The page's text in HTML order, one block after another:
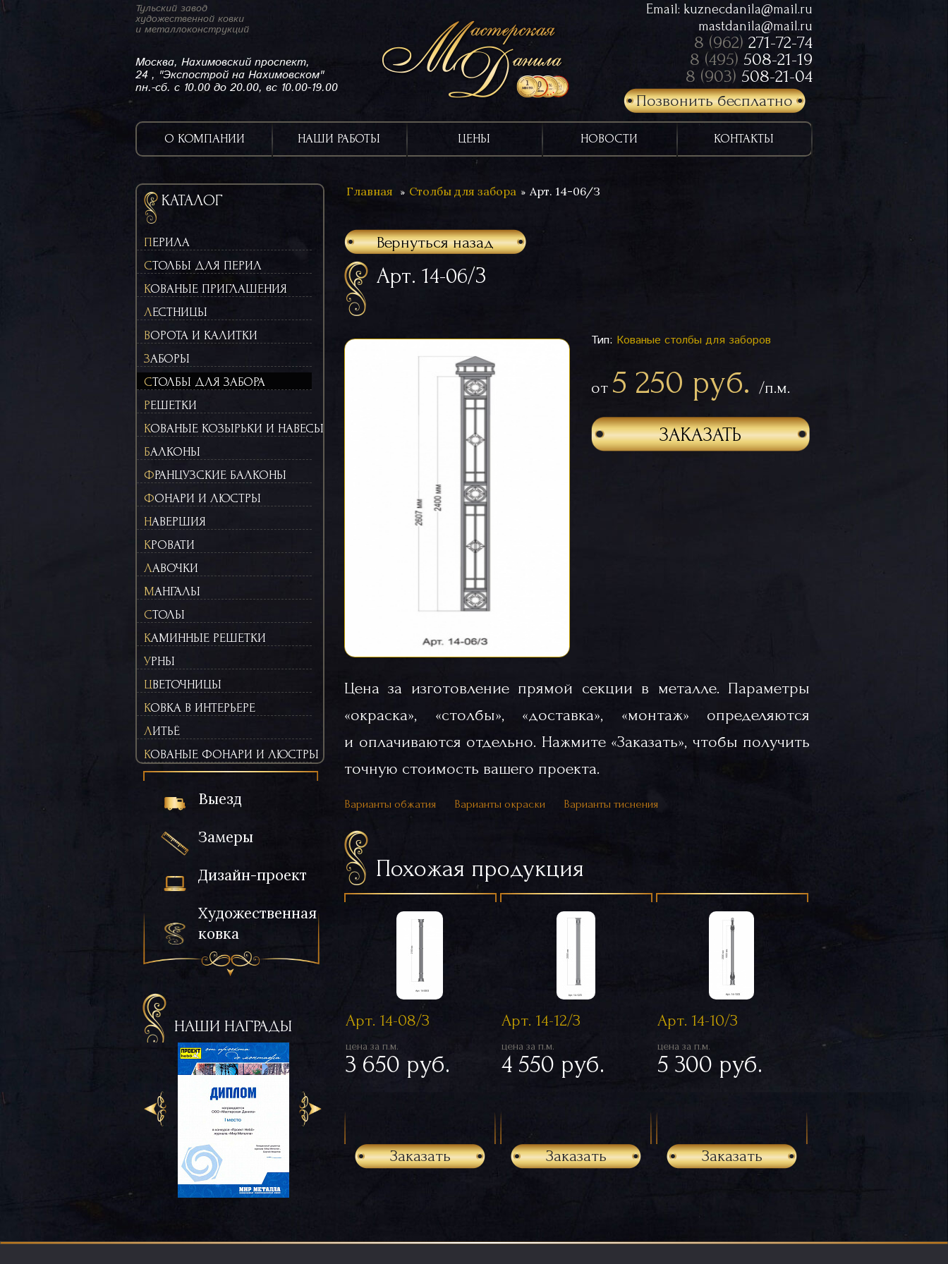
Тульский завод
художественной ковки
и металлоконструкций
Москва, Нахимовский проспект,
24 , "Экспострой на Нахимовском"
пн.-сб. с 10.00 до 20.00, вс 10.00-19.00
Email: kuznecdanila@mail.ru
mastdanila@mail.ru
8 (962) 271-72-74
8 (495) 508-21-19
8 (903) 508-21-04
Позвонить бесплатно
О КОМПАНИИ НАШИ РАБОТЫ ЦЕНЫ НОВОСТИ КОНТАКТЫ
КАТАЛОГ
ПЕРИЛА
СТОЛБЫ ДЛЯ ПЕРИЛ
КОВАНЫЕ ПРИГЛАШЕНИЯ
ЛЕСТНИЦЫ
ВОРОТА И КАЛИТКИ
ЗАБОРЫ
СТОЛБЫ ДЛЯ ЗАБОРА
РЕШЕТКИ
КОВАНЫЕ КОЗЫРЬКИ И НАВЕСЫ
БАЛКОНЫ
ФРАНЦУЗСКИЕ БАЛКОНЫ
ФОНАРИ И ЛЮСТРЫ
НАВЕРШИЯ
КРОВАТИ
ЛАВОЧКИ
МАНГАЛЫ
СТОЛЫ
КАМИННЫЕ РЕШЕТКИ
УРНЫ
ЦВЕТОЧНИЦЫ
КОВКА В ИНТЕРЬЕРЕ
ЛИТЬЁ
КОВАНЫЕ ФОНАРИ И ЛЮСТРЫ
Выезд
Замеры
Дизайн-проект
Художественная
ковка
НАШИ НАГРАДЫ
Главная Столбы для забора Арт. 14-06/З
Вернуться назад
Арт. 14-06/З
Тип: Кованые столбы для заборов
от 5 250 руб. /п.м.
ЗАКАЗАТЬ
Цена за изготовление прямой секции в металле. Параметры
«окраска», «столбы», «доставка», «монтаж» определяются
и оплачиваются отдельно. Нажмите «Заказать», чтобы получить
точную стоимость вашего проекта.
Варианты обжатия Варианты окраски Варианты тиснения
Похожая продукция
Арт. 14-08/З
цена за п.м.
3 650 руб.
Заказать
Арт. 14-12/З
цена за п.м.
4 550 руб.
Заказать
Арт. 14-10/З
цена за п.м.
5 300 руб.
Заказать